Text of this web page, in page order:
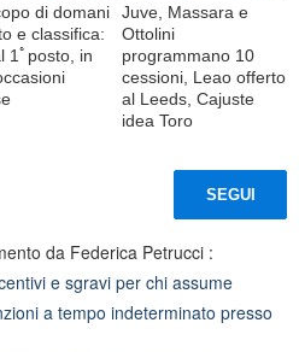
di domani
e classifica:
1ﾟposto, in
Juve, Massara e
Ottolini
programmano 10
cessioni, Leao offerto
al Leeds, Cajuste
idea Toro
SEGUI
da Federica Petrucci :
e sgravi per chi assume
a tempo indeterminato presso